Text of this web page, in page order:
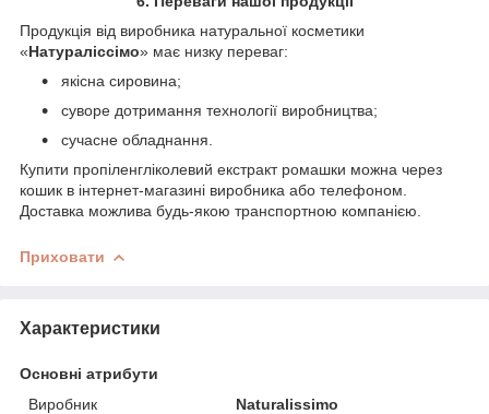
Продукція від виробника натуральної косметики
«Натураліссімо» має низку переваг:
якісна сировина;
суворе дотримання технології виробництва;
сучасне обладнання.
Купити пропіленгліколевий екстракт ромашки можна через
кошик в інтернет-магазині виробника або телефоном.
Доставка можлива будь-якою транспортною компанією.
Приховати
Характеристики
Основні атрибути
Виробник
Naturalissimo